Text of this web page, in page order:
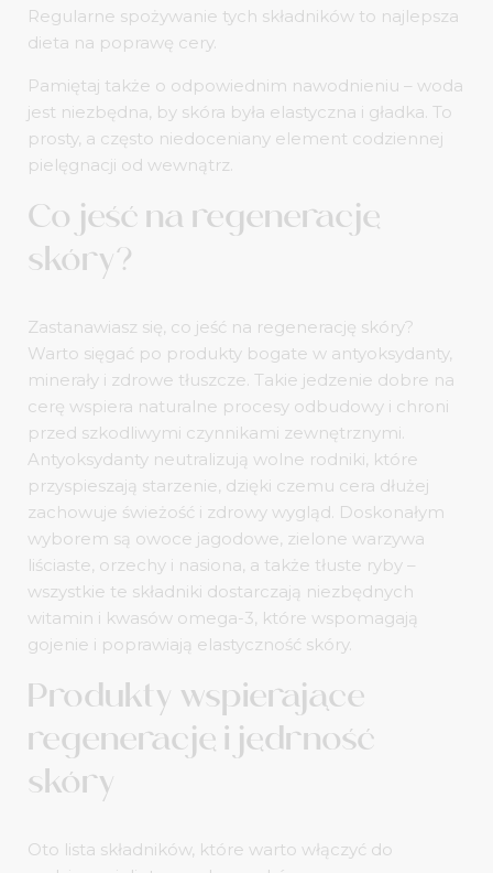
Regularne spożywanie tych składników to najlepsza
dieta na poprawę cery.
Pamiętaj także o odpowiednim nawodnieniu – woda
jest niezbędna, by skóra była elastyczna i gładka. To
prosty, a często niedoceniany element codziennej
pielęgnacji od wewnątrz.
Co jeść na regenerację
skóry?
Zastanawiasz się, co jeść na regenerację skóry?
Warto sięgać po produkty bogate w antyoksydanty,
minerały i zdrowe tłuszcze. Takie jedzenie dobre na
cerę wspiera naturalne procesy odbudowy i chroni
przed szkodliwymi czynnikami zewnętrznymi.
Antyoksydanty neutralizują wolne rodniki, które
przyspieszają starzenie, dzięki czemu cera dłużej
zachowuje świeżość i zdrowy wygląd. Doskonałym
wyborem są owoce jagodowe, zielone warzywa
liściaste, orzechy i nasiona, a także tłuste ryby –
wszystkie te składniki dostarczają niezbędnych
witamin i kwasów omega-3, które wspomagają
gojenie i poprawiają elastyczność skóry.
Produkty wspierające
regenerację i jędrność
skóry
Oto lista składników, które warto włączyć do